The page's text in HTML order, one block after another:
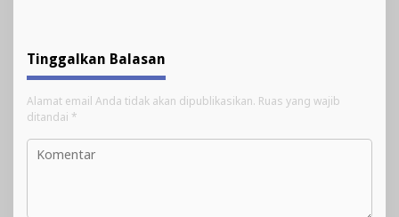
Tinggalkan Balasan
Alamat email Anda tidak akan dipublikasikan. Ruas yang wajib
ditandai *